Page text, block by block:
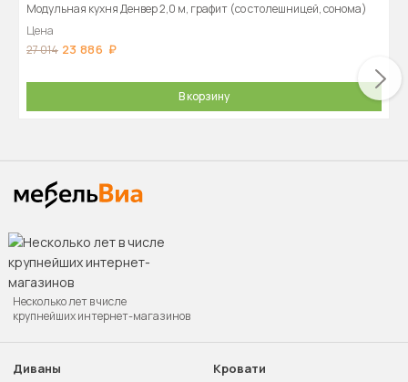
Модульная кухня Денвер 2,0 м, графит (со столешницей, сонома)
Цена
27 014 23 886
В корзину
Несколько лет в числе
крупнейших интернет-магазинов
Диваны
Кровати